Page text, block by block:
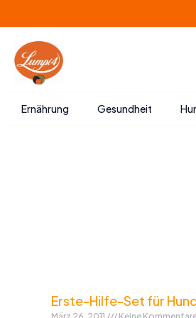
Inhalt
springen
Ernährung Gesundheit
Erste-Hilfe-Set für